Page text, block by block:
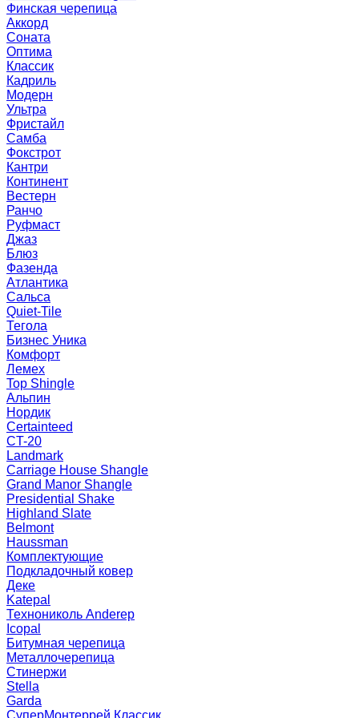
Финская черепица
Аккорд
Соната
Оптима
Классик
Кадриль
Модерн
Ультра
Фристайл
Самба
Фокстрот
Кантри
Континент
Вестерн
Ранчо
Руфмаст
Джаз
Блюз
Фазенда
Атлантика
Сальса
Quiet-Tile
Тегола
Бизнес Уника
Комфорт
Лемех
Top Shingle
Альпин
Нордик
Certainteed
CT-20
Landmark
Carriage House Shangle
Grand Manor Shangle
Presidential Shake
Highland Slate
Belmont
Haussman
Комплектующие
Подкладочный ковер
Деке
Katepal
Технониколь Anderep
Icopal
Битумная черепица
Металлочерепица
Стинержи
Stella
Garda
СуперМонтеррей Классик